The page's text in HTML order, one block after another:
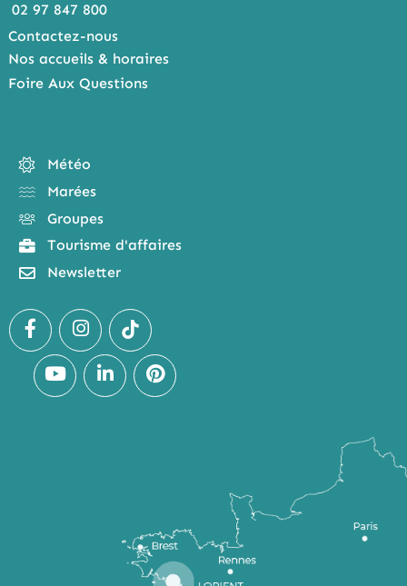
02 97 847 800
Contactez-nous
Nos accueils & horaires
Foire Aux Questions
Météo
Marées
Groupes
Tourisme d'affaires
Newsletter